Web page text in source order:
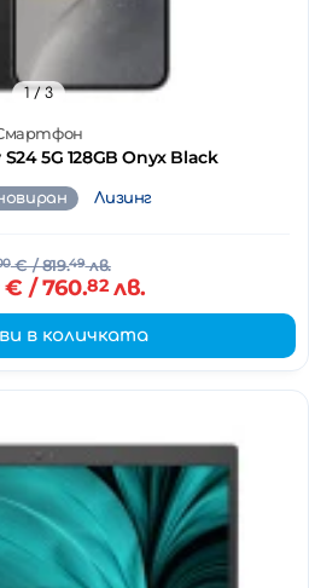
5G 128GB Onyx Black
1/ 3
Лизинг
€/ 819.49лв.
€ / 760.82лв.
в количката